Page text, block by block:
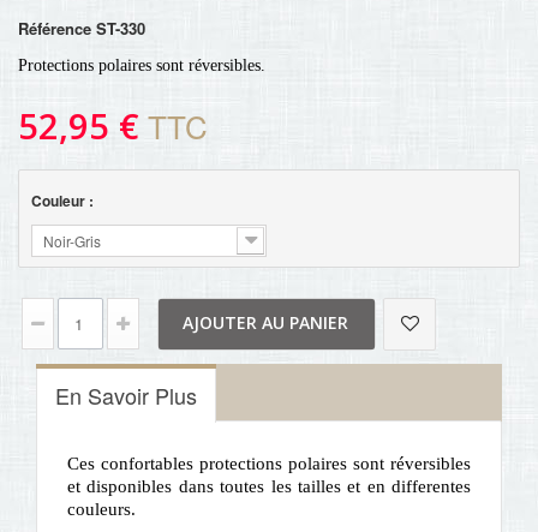
Référence ST-330
Protections polaires sont réversibles.
52,95 € TTC
Couleur :
Noir-Gris
AJOUTER AU PANIER
En Savoir Plus
Ces confortables protections polaires sont réversibles
et disponibles dans toutes les tailles et en differentes
couleurs.